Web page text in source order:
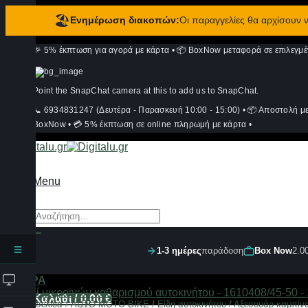
🏖️Ενημέρωση διακοπών:Οι παραγγελίες θα αρχίσουν
περιεχόμενο
🎉 5% έκπτωση για αγορά με κάρτα • 📦 BoxNow μεταφορά σε
Point the SnapChat camera at this to add us to SnapChat.
📞 6934831247 (Δευτέρα - Παρασκευή 10:00 - 15:00) • 📦 Αποστολή
BoxNow • 💳 5% έκπτωση σε online πληρωμή με κάρτα •
Menu
Αναζήτηση
για:
Σύνδεση
Καλάθι / 0,00€
1-3 ημέρεςπαράδοση Box Now
ΦΙΛΤΡΑ
Αρχική σελίδα / AUTO-MOTO-BIKE / Είδη αυτοκινήτου / Αξεσουάρ